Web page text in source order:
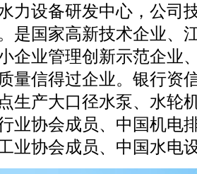
力设备研发中心，公司
是国家高新技术企业、
企业管理创新示范企业
量信得过企业。银行资
生产大口径水泵、水轮
业协会成员、中国机电
业协会成员、中国水电